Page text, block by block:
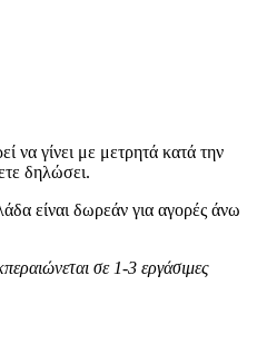
να γίνει με μετρητά κατά την
δηλώσει.
είναι δωρεάν για αγορές άνω
σε 1-3 εργάσιμες